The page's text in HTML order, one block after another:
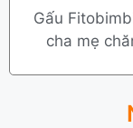
Gấu
cha mẹ